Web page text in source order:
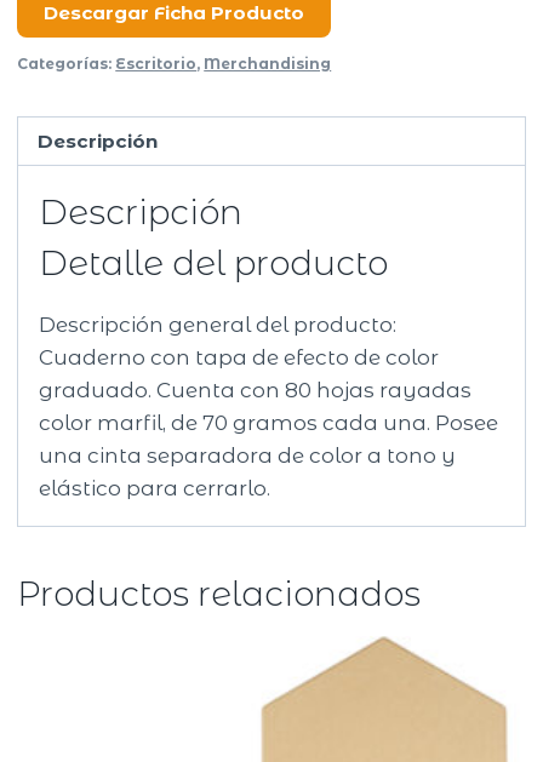
Descargar Ficha Producto
Categorías: Escritorio, Merchandising
Descripción
Descripción
Detalle del producto
Descripción general del producto:
Cuaderno con tapa de efecto de color
graduado. Cuenta con 80 hojas rayadas
color marfil, de 70 gramos cada una. Posee
una cinta separadora de color a tono y
elástico para cerrarlo.
Productos relacionados